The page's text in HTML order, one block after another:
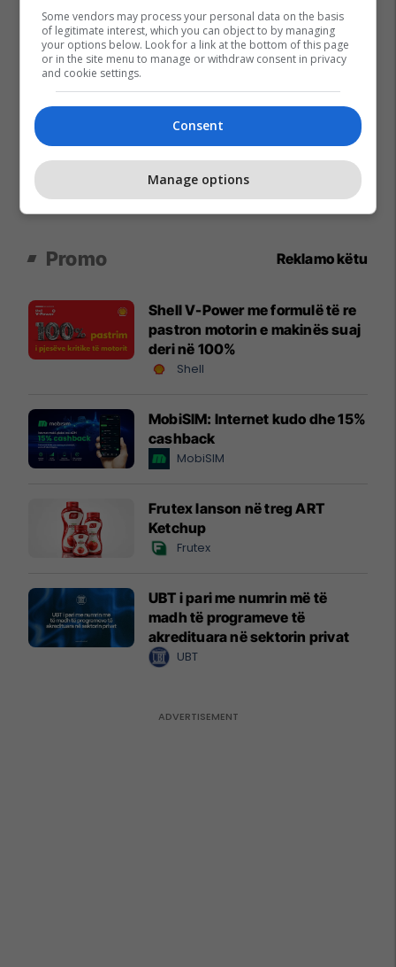
Promo Reklamo këtu
Shell V-Power me formulë të re
pastron motorin e makinës suaj
deri në 100%
Shell
MobiSIM: Internet kudo dhe 15%
cashback
MobiSIM
Frutex lanson në treg ART
Ketchup
Frutex
UBT i pari me numrin më të
madh të programeve të
akredituara në sektorin privat
UBT
Some vendors may process your personal data on the basis
of legitimate interest, which you can object to by managing
your options below. Look for a link at the bottom of this page
or in the site menu to manage or withdraw consent in privacy
and cookie settings.
Consent
Manage options